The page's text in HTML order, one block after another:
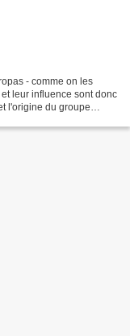
- comme on les
leur influence sont donc
l'origine du groupe